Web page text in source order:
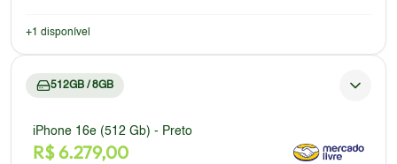
+1 disponível
512GB / 8GB
iPhone 16e (512 Gb) - Preto
R$6.279,00